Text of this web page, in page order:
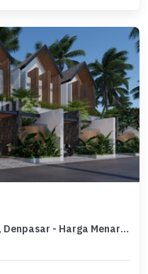
Rumah Area Premium Pedungan, Denpasar - Harga Menarik 2,85 Miliar